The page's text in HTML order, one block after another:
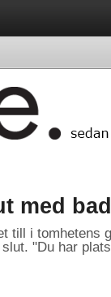
med
till i tomhetens
"Du har